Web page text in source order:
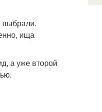
выбрали.
ища
а уже второй